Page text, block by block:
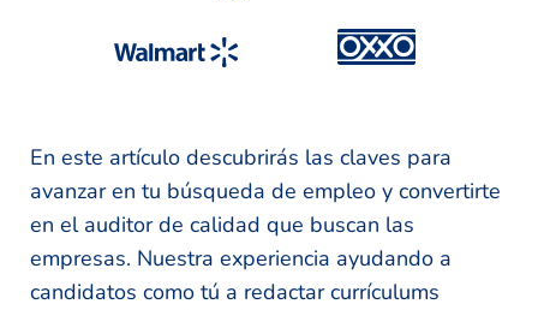
En este artículo descubrirás las claves para
avanzar en tu búsqueda de empleo y convertirte
en el auditor de calidad que buscan las
empresas. Nuestra experiencia ayudando a
candidatos como tú a redactar currículums